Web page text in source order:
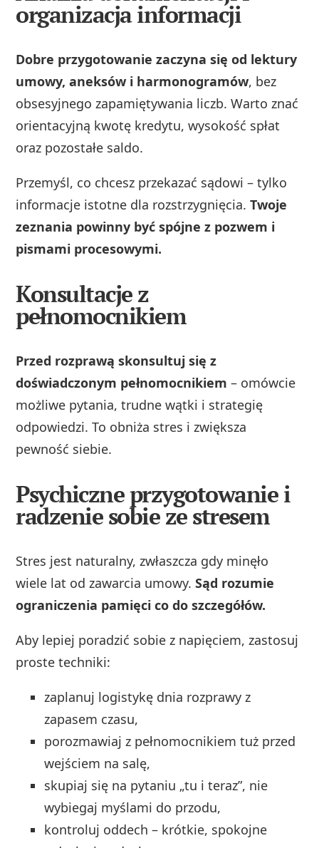
organizacja informacji
Dobre przygotowanie zaczyna się od lektury
umowy, aneksów i harmonogramów, bez
obsesyjnego zapamiętywania liczb. Warto znać
orientacyjną kwotę kredytu, wysokość spłat
oraz pozostałe saldo.
Przemyśl, co chcesz przekazać sądowi – tylko
informacje istotne dla rozstrzygnięcia.Twoje
zeznania powinny być spójne z pozwem i
pismami procesowymi.
Konsultacje z
pełnomocnikiem
Przed rozprawą skonsultuj się z
doświadczonym pełnomocnikiem – omówcie
możliwe pytania, trudne wątki i strategię
odpowiedzi. To obniża stres i zwiększa
pewność siebie.
Psychiczne przygotowanie i
radzenie sobie ze stresem
Stres jest naturalny, zwłaszcza gdy minęło
wiele lat od zawarcia umowy.Sąd rozumie
ograniczenia pamięci co do szczegółów.
Aby lepiej poradzić sobie z napięciem, zastosuj
proste techniki:
zaplanuj logistykę dnia rozprawy z
zapasem czasu,
porozmawiaj z pełnomocnikiem tuż przed
wejściem na salę,
skupiaj się na pytaniu „tu i teraz”, nie
wybiegaj myślami do przodu,
kontroluj oddech – krótkie, spokojne